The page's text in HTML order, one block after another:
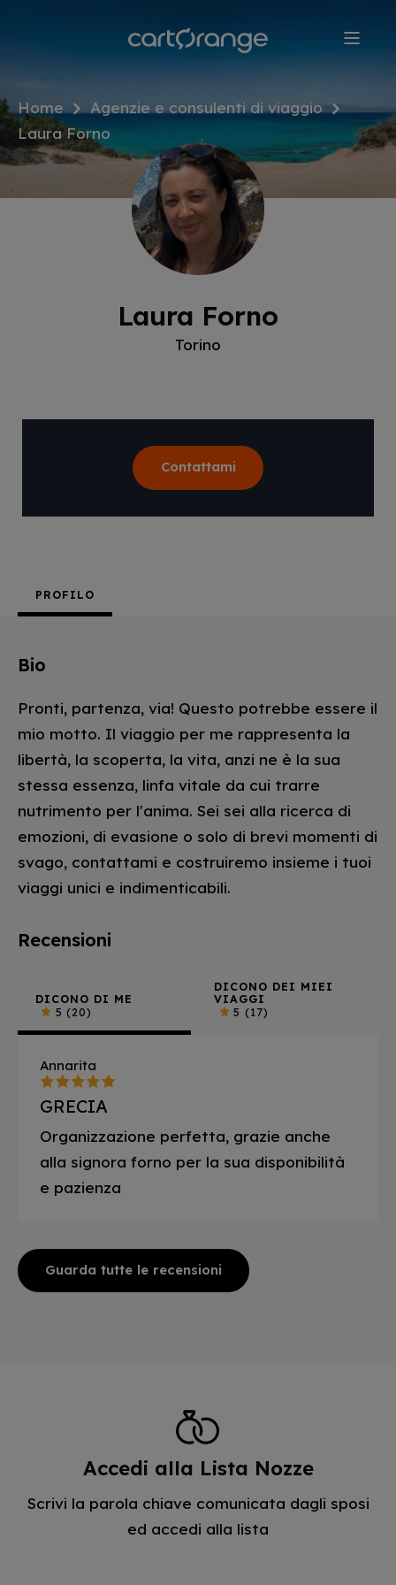
Home
Agenzie e consulenti di viaggio
Laura Forno
Laura Forno
Torino
Contattami
PROFILO
Bio
Pronti, partenza, via! Questo potrebbe essere il
mio motto. Il viaggio per me rappresenta la
libertà, la scoperta, la vita, anzi ne è la sua
stessa essenza, linfa vitale da cui trarre
nutrimento per l'anima. Sei sei alla ricerca di
emozioni, di evasione o solo di brevi momenti di
svago, contattami e costruiremo insieme i tuoi
viaggi unici e indimenticabili.
Recensioni
DICONO DI ME
5 (20)
DICONO DEI MIEI
VIAGGI
5 (17)
Annarita
GRECIA
Organizzazione perfetta, grazie anche
alla signora forno per la sua disponibilità
e pazienza
Guarda tutte le recensioni
Accedi alla Lista Nozze
Scrivi la parola chiave comunicata dagli sposi
ed accedi alla lista